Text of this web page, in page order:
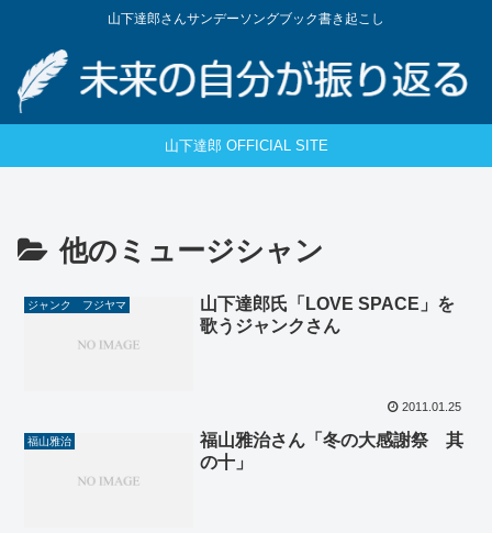
山下達郎さんサンデーソングブック書き起こし
山下達郎 OFFICIAL SITE
他のミュージシャン
ジャンク フジヤマ
山下達郎氏「LOVE SPACE」を
歌うジャンクさん
2011.01.25
福山雅治
福山雅治さん「冬の大感謝祭 其
の十」